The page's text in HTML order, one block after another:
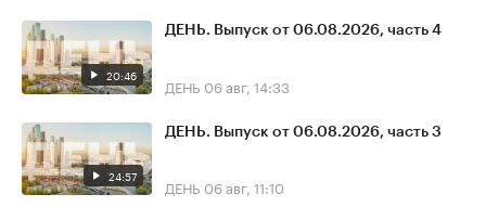
20:46
ДЕНЬ. Выпуск от 06.08.2026, часть 4
ДЕНЬ 06 авг, 14:33
24:57
ДЕНЬ. Выпуск от 06.08.2026, часть 3
ДЕНЬ 06 авг, 11:10